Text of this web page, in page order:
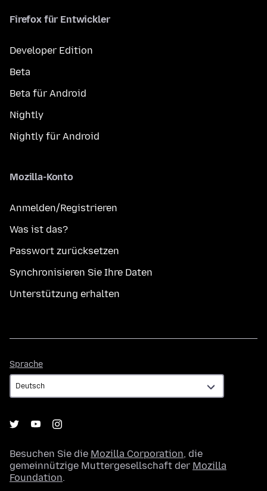
Firefox für Entwickler
Developer Edition
Beta
Beta für Android
Nightly
Nightly für Android
Mozilla-Konto
Anmelden/Registrieren
Was ist das?
Passwort zurücksetzen
Synchronisieren Sie Ihre Daten
Unterstützung erhalten
Sprache
Besuchen Sie die Mozilla Corporation, die
gemeinnützige Muttergesellschaft der Mozilla
Foundation.